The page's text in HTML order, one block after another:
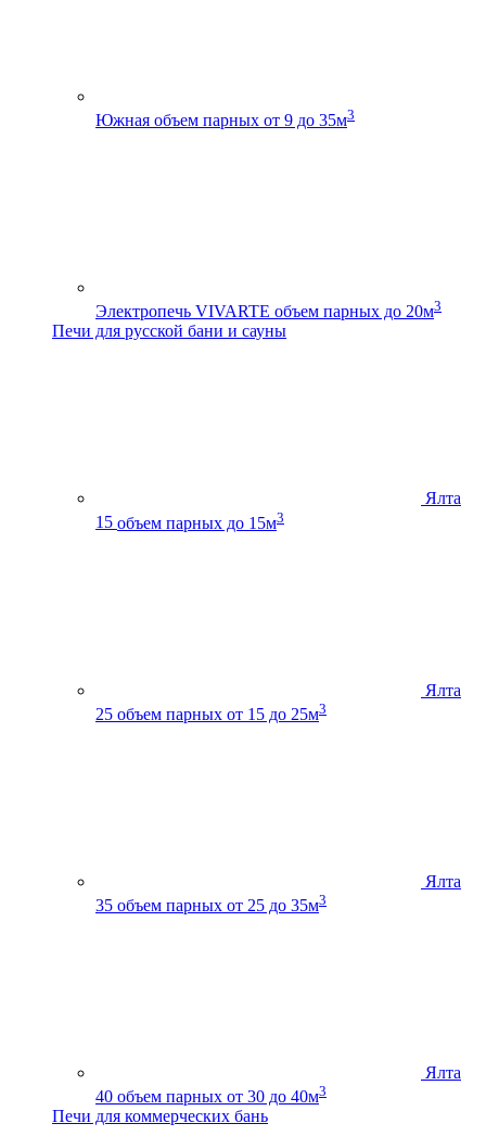
Южная объем парных от 9 до 35м3
Электропечь VIVARTE объем парных до 20м3
Печи для русской бани и сауны
Ялта
15 объем парных до 15м3
Ялта
25 объем парных от 15 до 25м3
Ялта
35 объем парных от 25 до 35м3
Ялта
40 объем парных от 30 до 40м3
Печи для коммерческих бань